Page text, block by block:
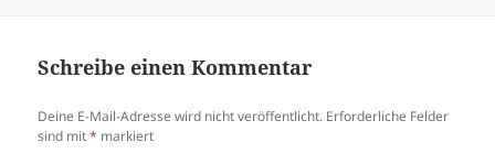
Schreibe einen Kommentar
Deine E-Mail-Adresse wird nicht veröffentlicht. Erforderliche Felder
sind mit* markiert